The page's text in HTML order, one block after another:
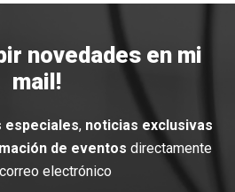
novedades en mi
mail!
, noticias exclusivas
de eventos directamente
electrónico